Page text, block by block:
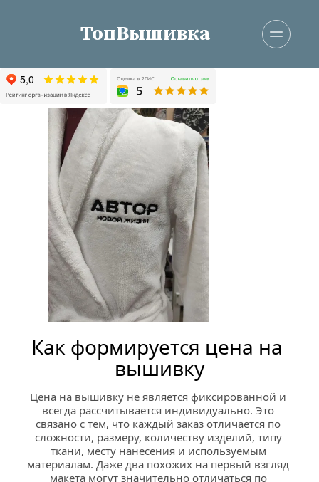
ТопВышивка
Как формируется цена на
вышивку
Цена на вышивку не является фиксированной и
всегда рассчитывается индивидуально. Это
связано с тем, что каждый заказ отличается по
сложности, размеру, количеству изделий, типу
ткани, месту нанесения и используемым
материалам. Даже два похожих на первый взгляд
макета могут значительно отличаться по